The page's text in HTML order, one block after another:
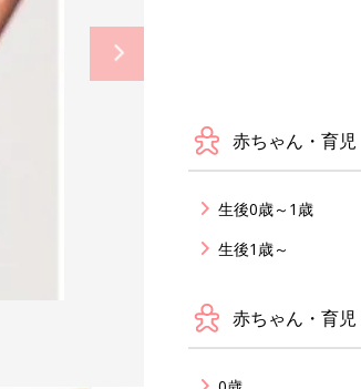
赤ちゃん・育児
生後0歳～1歳
生後1歳～
赤ちゃん・育児